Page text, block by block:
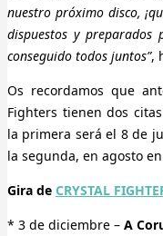
nuestro próximo disco,
dispuestos y preparados
conseguido todos juntos”,
Os recordamos que
Fighters tienen dos
la primera será el 8 de
la segunda, en agosto
Gira de CRYSTAL
* 3 de diciembre – A